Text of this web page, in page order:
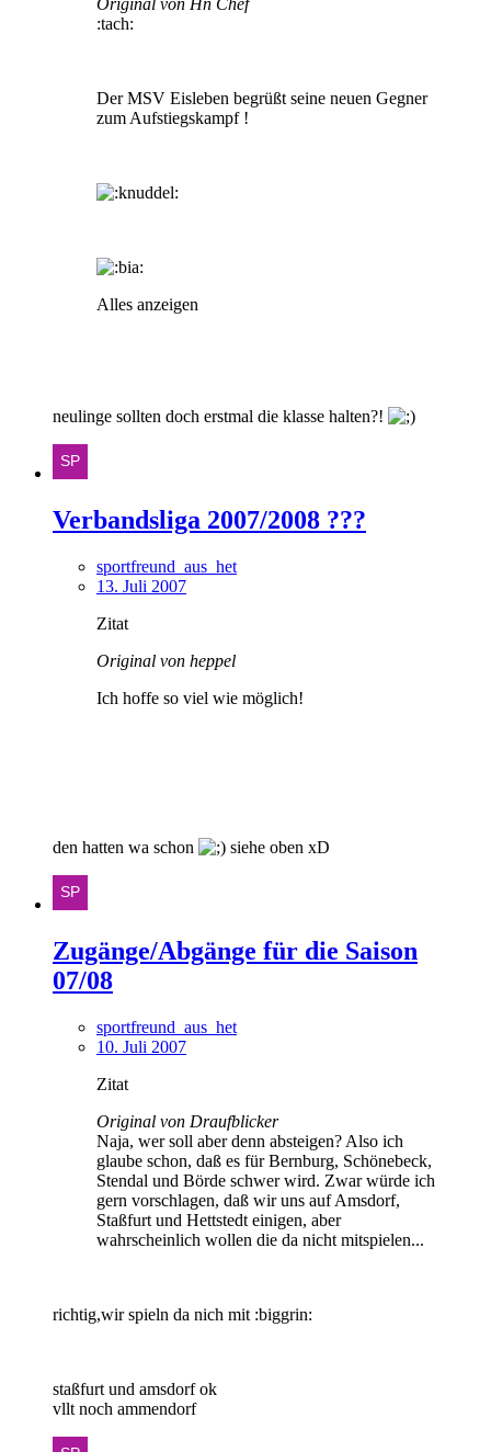
Original von Hn Chef
:tach:
Der MSV Eisleben begrüßt seine neuen Gegner
zum Aufstiegskampf !
Alles anzeigen
neulinge sollten doch erstmal die klasse halten?!
Verbandsliga 2007/2008 ???
sportfreund_aus_het
13. Juli 2007
Zitat
Original von heppel
Ich hoffe so viel wie möglich!
den hatten wa schon siehe oben xD
Zugänge/Abgänge für die Saison
07/08
sportfreund_aus_het
10. Juli 2007
Zitat
Original von Draufblicker
Naja, wer soll aber denn absteigen? Also ich
glaube schon, daß es für Bernburg, Schönebeck,
Stendal und Börde schwer wird. Zwar würde ich
gern vorschlagen, daß wir uns auf Amsdorf,
Staßfurt und Hettstedt einigen, aber
wahrscheinlich wollen die da nicht mitspielen...
richtig,wir spieln da nich mit :biggrin:
staßfurt und amsdorf ok
vllt noch ammendorf